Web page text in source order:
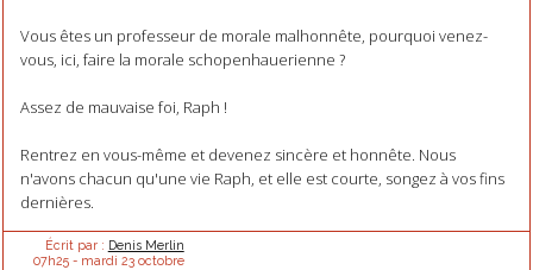
Vous êtes un professeur de morale malhonnête, pourquoi venez-
vous, ici, faire la morale schopenhauerienne ?
Assez de mauvaise foi, Raph !
Rentrez en vous-même et devenez sincère et honnête. Nous
n'avons chacun qu'une vie Raph, et elle est courte, songez à vos fins
dernières.
Écrit par : Denis Merlin
07h25- mardi 23 octobre